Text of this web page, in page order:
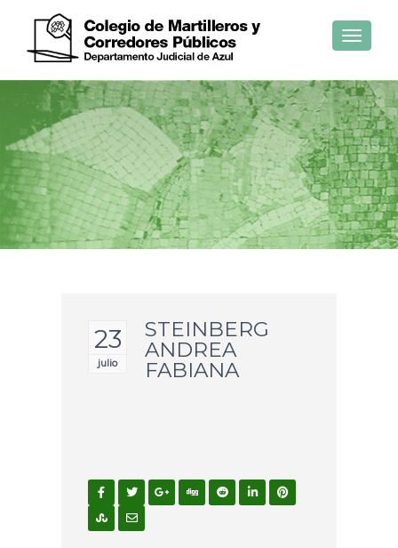
Toggle
23
julio
STEINBERG
ANDREA
FABIANA